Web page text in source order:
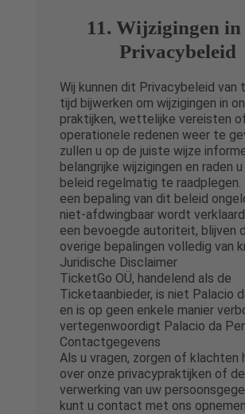
11. Wijzigingen
Privacybeleid
Wij kunnen dit Privacybeleid van
tijd bijwerken om wijzigingen in
praktijken, wettelijke vereisten
operationele redenen weer te
zullen u op de juiste wijze
belangrijke wijzigingen en raden
beleid regelmatig te raadplegen.
een bepaling van dit beleid
niet-afdwingbaar wordt
een bevoegde autoriteit, blijven
overige bepalingen volledig van
Juridische Disclaimer
TicketGo OÜ, handelend als de
Ticketaanbieder, is niet Palacio
en is op geen enkele manier
vertegenwoordigt Palacio da
Contactgegevens
Als u vragen, zorgen of klachten
over onze privacypraktijken of de
verwerking van uw
kunt u contact met ons